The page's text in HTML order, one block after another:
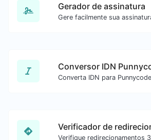
Gerador de assinatura